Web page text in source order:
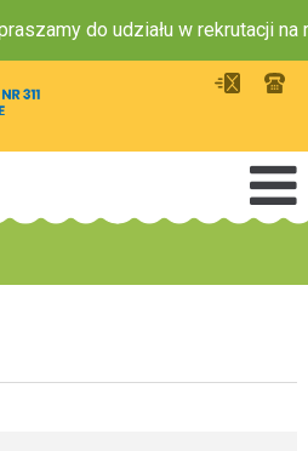
do udziału w rekrutacji